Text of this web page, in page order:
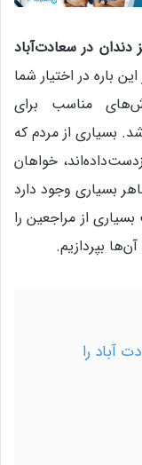
دندان در سعادت‌آباد
باره در اختیار شما
مناسب برای
بسیاری از مردم که
خواهان
بسیاری وجود دارد
از مراجعین را
بپردازیم.
آباد را